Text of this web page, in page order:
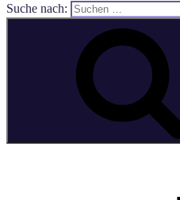
Suche nach: